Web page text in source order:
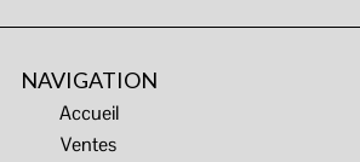
NAVIGATION
Accueil
Ventes